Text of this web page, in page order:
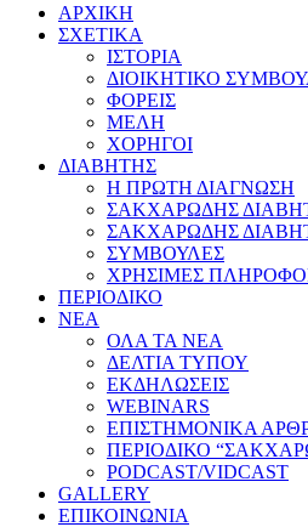
ΑΡΧΙΚΗ
ΣΧΕΤΙΚΑ
ΙΣΤΟΡΙΑ
ΔΙΟΙΚΗΤΙΚΟ
ΦΟΡΕΙΣ
ΜΕΛΗ
ΧΟΡΗΓΟΙ
ΔΙΑΒΗΤΗΣ
Η ΠΡΩΤΗ ΔΙΑΓΝΩΣΗ
ΣΑΚΧΑΡΩΔΗΣ
ΣΑΚΧΑΡΩΔΗΣ
ΣΥΜΒΟΥΛΕΣ
ΧΡΗΣΙΜΕΣ
ΠΕΡΙΟΔΙΚΟ
ΝΕΑ
ΟΛΑ ΤΑ ΝΕΑ
ΔΕΛΤΙΑ ΤΥΠΟΥ
ΕΚΔΗΛΩΣΕΙΣ
WEBINARS
ΕΠΙΣΤΗΜΟΝΙΚΑ
ΠΕΡΙΟΔΙΚΟ
PODCAST/VIDCAST
GALLERY
ΕΠΙΚΟΙΝΩΝΙΑ